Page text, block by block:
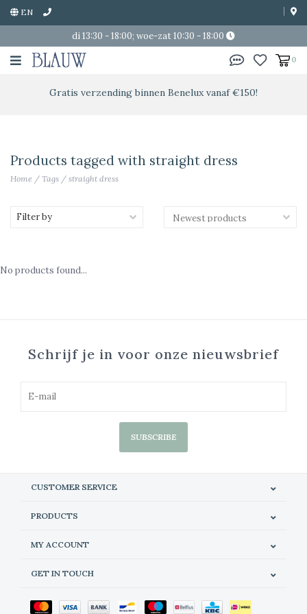
EN
di 13:30 - 18:00; woe-zat 10:30 - 18:00
0
Gratis verzending binnen Benelux vanaf €150!
Products tagged with straight dress
Home / Tags / straight dress
Filter by
No products found...
Schrijf je in voor onze nieuwsbrief
SUBSCRIBE
CUSTOMER SERVICE
PRODUCTS
MY ACCOUNT
GET IN TOUCH